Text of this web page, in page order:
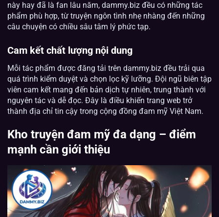
này hay đã là fan lâu năm, dammy.biz đều có những tác
phẩm phù hợp, từ truyện ngôn tình nhẹ nhàng đến những
câu chuyện có chiều sâu tâm lý phức tạp.
Cam kết chất lượng nội dung
Mỗi tác phẩm được đăng tải trên dammy.biz đều trải qua
quá trình kiểm duyệt và chọn lọc kỹ lưỡng. Đội ngũ biên tập
viên cam kết mang đến bản dịch tự nhiên, trung thành với
nguyên tác và dễ đọc. Đây là điều khiến trang web trở
thành địa chỉ tin cậy trong cộng đồng đam mỹ Việt Nam.
Kho truyện đam mỹ đa dạng – điểm
mạnh cần giới thiệu